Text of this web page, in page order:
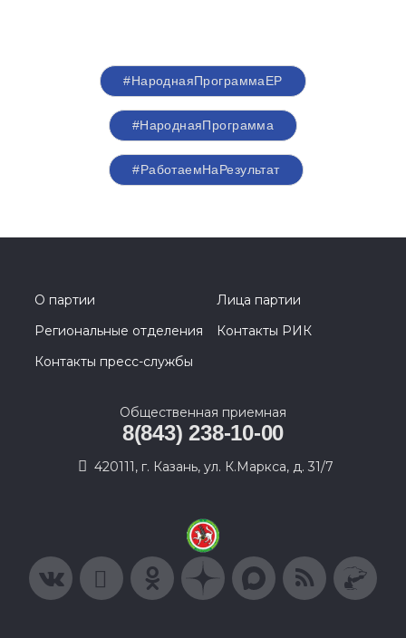
#НароднаяПрограммаЕР
#НароднаяПрограмма
#РаботаемНаРезультат
О партии
Лица партии
Региональные отделения
Контакты РИК
Контакты пресс-службы
Общественная приемная
8(843) 238-10-00
420111, г. Казань, ул. К.Маркса, д. 31/7